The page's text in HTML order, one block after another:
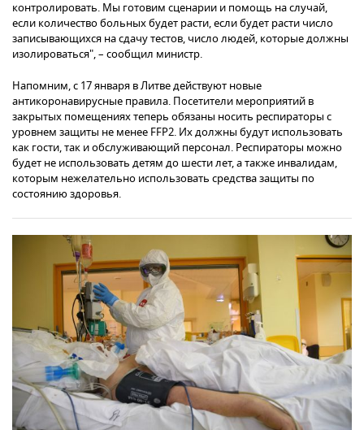
контролировать. Мы готовим сценарии и помощь на случай,
если количество больных будет расти, если будет расти число
записывающихся на сдачу тестов, число людей, которые должны
изолироваться", – сообщил министр.
Напомним, с 17 января в Литве действуют новые
антикоронавирусные правила. Посетители мероприятий в
закрытых помещениях теперь обязаны носить респираторы с
уровнем защиты не менее FFP2. Их должны будут использовать
как гости, так и обслуживающий персонал. Респираторы можно
будет не использовать детям до шести лет, а также инвалидам,
которым нежелательно использовать средства защиты по
состоянию здоровья.